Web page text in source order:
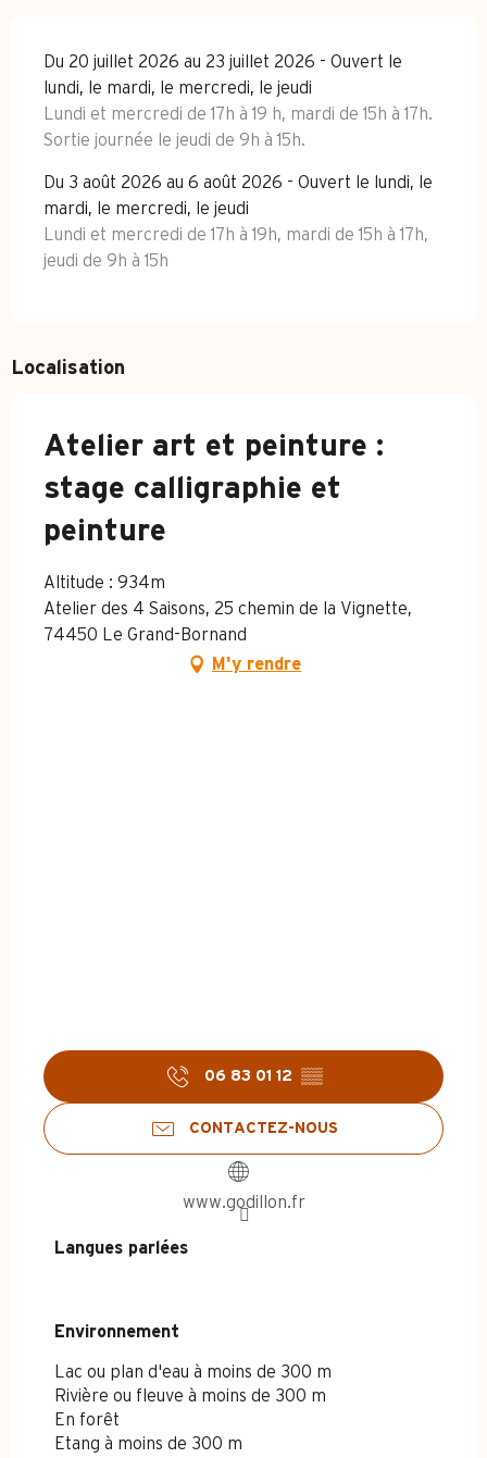
Du 20 juillet 2026 au 23 juillet 2026 - Ouvert le
lundi, le mardi, le mercredi, le jeudi
Lundi et mercredi de 17h à 19 h, mardi de 15h à 17h.
Sortie journée le jeudi de 9h à 15h.
Du 3 août 2026 au 6 août 2026 - Ouvert le lundi, le
mardi, le mercredi, le jeudi
Lundi et mercredi de 17h à 19h, mardi de 15h à 17h,
jeudi de 9h à 15h
Localisation
Atelier art et peinture :
stage calligraphie et
peinture
Altitude : 934m
Atelier des 4 Saisons, 25 chemin de la Vignette,
74450 Le Grand-Bornand
M'y rendre
06 83 01 12 ▒▒
CONTACTEZ-NOUS
www.godillon.fr
Langues parlées
Langues parlées
Environnement
Environnement
Lac ou plan d'eau à moins de 300 m
Rivière ou fleuve à moins de 300 m
En forêt
Etang à moins de 300 m